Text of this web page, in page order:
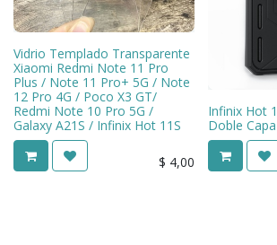
Vidrio Templado Transparente
Xiaomi Redmi Note 11 Pro
Plus / Note 11 Pro+ 5G / Note
12 Pro 4G / Poco X3 GT/
Redmi Note 10 Pro 5G /
Galaxy A21S / Infinix Hot 11S
$ 4,00
Infinix Hot
Doble Capa